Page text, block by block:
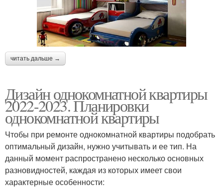
читать дальше →
Дизайн однокомнатной квартиры
2022-2023. Планировки
однокомнатной квартиры
Чтобы при ремонте однокомнатной квартиры подобрать
оптимальный дизайн, нужно учитывать и ее тип. На
данный момент распространено несколько основных
разновидностей, каждая из которых имеет свои
характерные особенности: